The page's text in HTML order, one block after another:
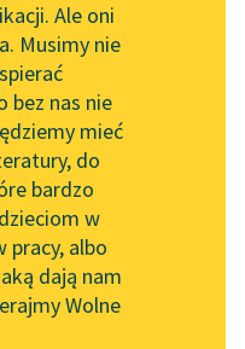
Przewodnik dla piszących i
czytających
API
OAI-PMH
Widget Wolnych Lektur
Przypisy
Ale oni
Musimy nie
bez nas nie
mieć
do
bardzo
w
pracy, albo
dają nam
Wolne
Karpiński
i kamień
leżał w środku
przechodząc
nogę, łajał